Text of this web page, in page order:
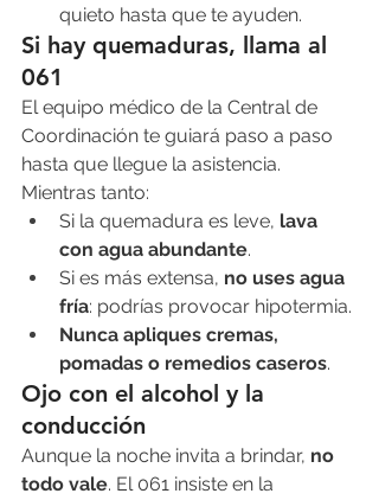
quieto hasta que te ayuden.
Si hay quemaduras, llama al
061
El equipo médico de la Central de
Coordinación te guiará paso a paso
hasta que llegue la asistencia.
Mientras tanto:
Si la quemadura es leve, lava
con agua abundante.
Si es más extensa, no uses agua
fría: podrías provocar hipotermia.
Nunca apliques cremas,
pomadas o remedios caseros.
Ojo con el alcohol y la
conducción
Aunque la noche invita a brindar, no
todo vale. El 061 insiste en la